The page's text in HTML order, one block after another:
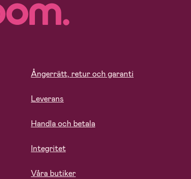
Ångerrätt, retur och garanti
Leverans
Handla och betala
Integritet
Våra butiker